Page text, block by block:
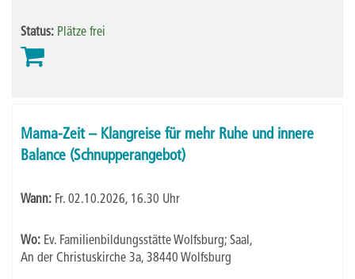
Status: Plätze frei
Mama-Zeit – Klangreise für mehr Ruhe und innere
Balance (Schnupperangebot)
Wann: Fr. 02.10.2026, 16.30 Uhr
Wo: Ev. Familienbildungsstätte Wolfsburg; Saal,
An der Christuskirche 3a, 38440 Wolfsburg